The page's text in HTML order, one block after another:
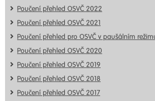
Poučení přehled OSVČ 2022
Poučení přehled OSVČ 2021
Poučení přehled pro OSVČ v paušálním
Poučení přehled OSVČ 2020
Poučení přehled OSVČ 2019
Poučení přehled OSVČ 2018
Poučení přehled OSVČ 2017